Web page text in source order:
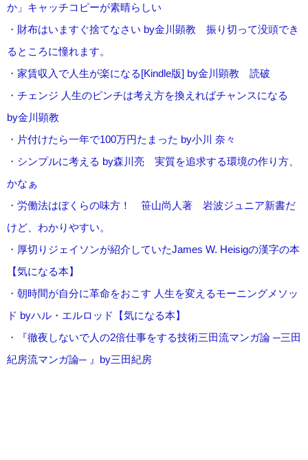
か」キャッチコピーが素晴らしい
・ 財布はいますぐ捨てなさい by金川顕教 振り切って没頭でき
るところに憧れます。
・ 家賃収入で人生が楽になる[Kindle版] by金川顕教 読破
・ チェンジ 人生のピンチは考え方を換えればチャンスになる
by金川顕教
・ 片付けたら一年で100万円たまった by小川 奈々
・ シンプルに考える by森川亮 実質を追求する環境の作り方、
かなぁ
・ 労働法はぼくらの味方！ 笹山尚人著 岩波ジュニア新書だ
けど、わかりやすい。
・ 厚切りジェイソンが紹介していたJames W. Heisigの漢字の本
【気になる本】
・ 朝時間が自分に革命をおこす 人生を変えるモーニングメソッ
ド byハル・エルロッド【気になる本】
・
『徹夜しないで人の2倍仕事をする技術三田流マンガ論 ─三田
紀房流マンガ論─ 』by三田紀房